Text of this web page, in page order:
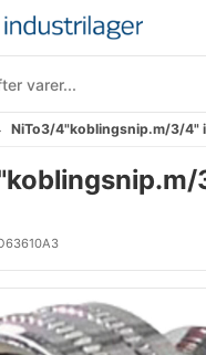
NiTo3/4"koblingsnip.m/3/4"